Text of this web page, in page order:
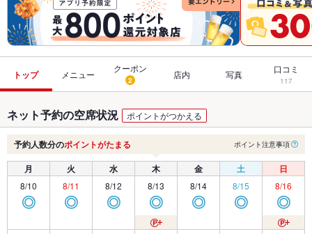
トップ メニュー
クーポン
2 店内 写真 口コミ
117
ネット予約の空席状況 ポイントがつかえる
予約人数分のポイントがたまる ポイント注意事項
月 火 水 木 金 土 日
8/10
◎
8/11
◎
8/12
◎
8/13
◎
8/14
◎
8/15
◎
8/16
◎